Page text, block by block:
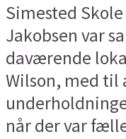
Simested
Jakobsen var
daværende
Wilson, med til
når der var